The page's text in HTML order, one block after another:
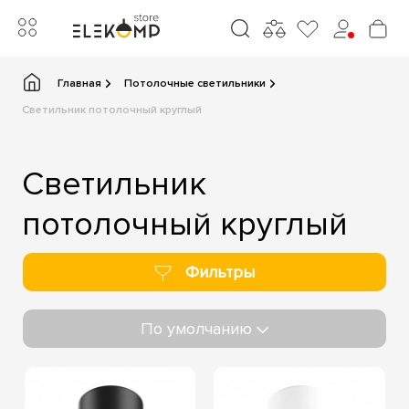
Главная
Потолочные светильники
Светильник потолочный круглый
Светильник
потолочный круглый
Фильтры
По умолчанию